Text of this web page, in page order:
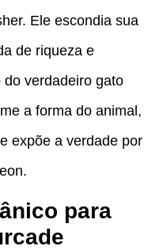
Ele escondia sua
de riqueza e
do verdadeiro gato
a forma do animal,
expõe a verdade por
para